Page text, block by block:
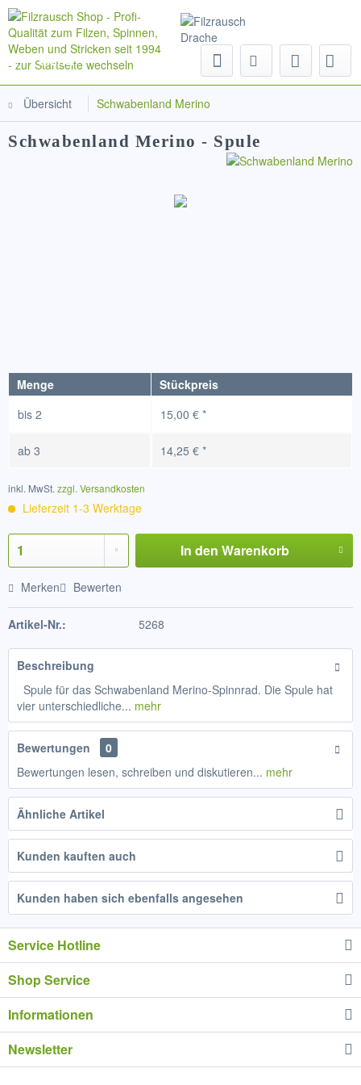
Menü
Übersicht Schwabenland Merino
Schwabenland Merino - Spule
Menge
Stückpreis
bis 2 15,00 € *
ab 3 14,25 € *
inkl. MwSt. zzgl. Versandkosten
Lieferzeit 1-3 Werktage
In den Warenkorb
Merken Bewerten
Artikel-Nr.: 5268
Beschreibung
Spule für das Schwabenland Merino-Spinnrad. Die Spule hat
vier unterschiedliche... mehr
Bewertungen
0
Bewertungen lesen, schreiben und diskutieren... mehr
Ähnliche Artikel
Kunden kauften auch
Kunden haben sich ebenfalls angesehen
Service Hotline
Shop Service
Informationen
Newsletter